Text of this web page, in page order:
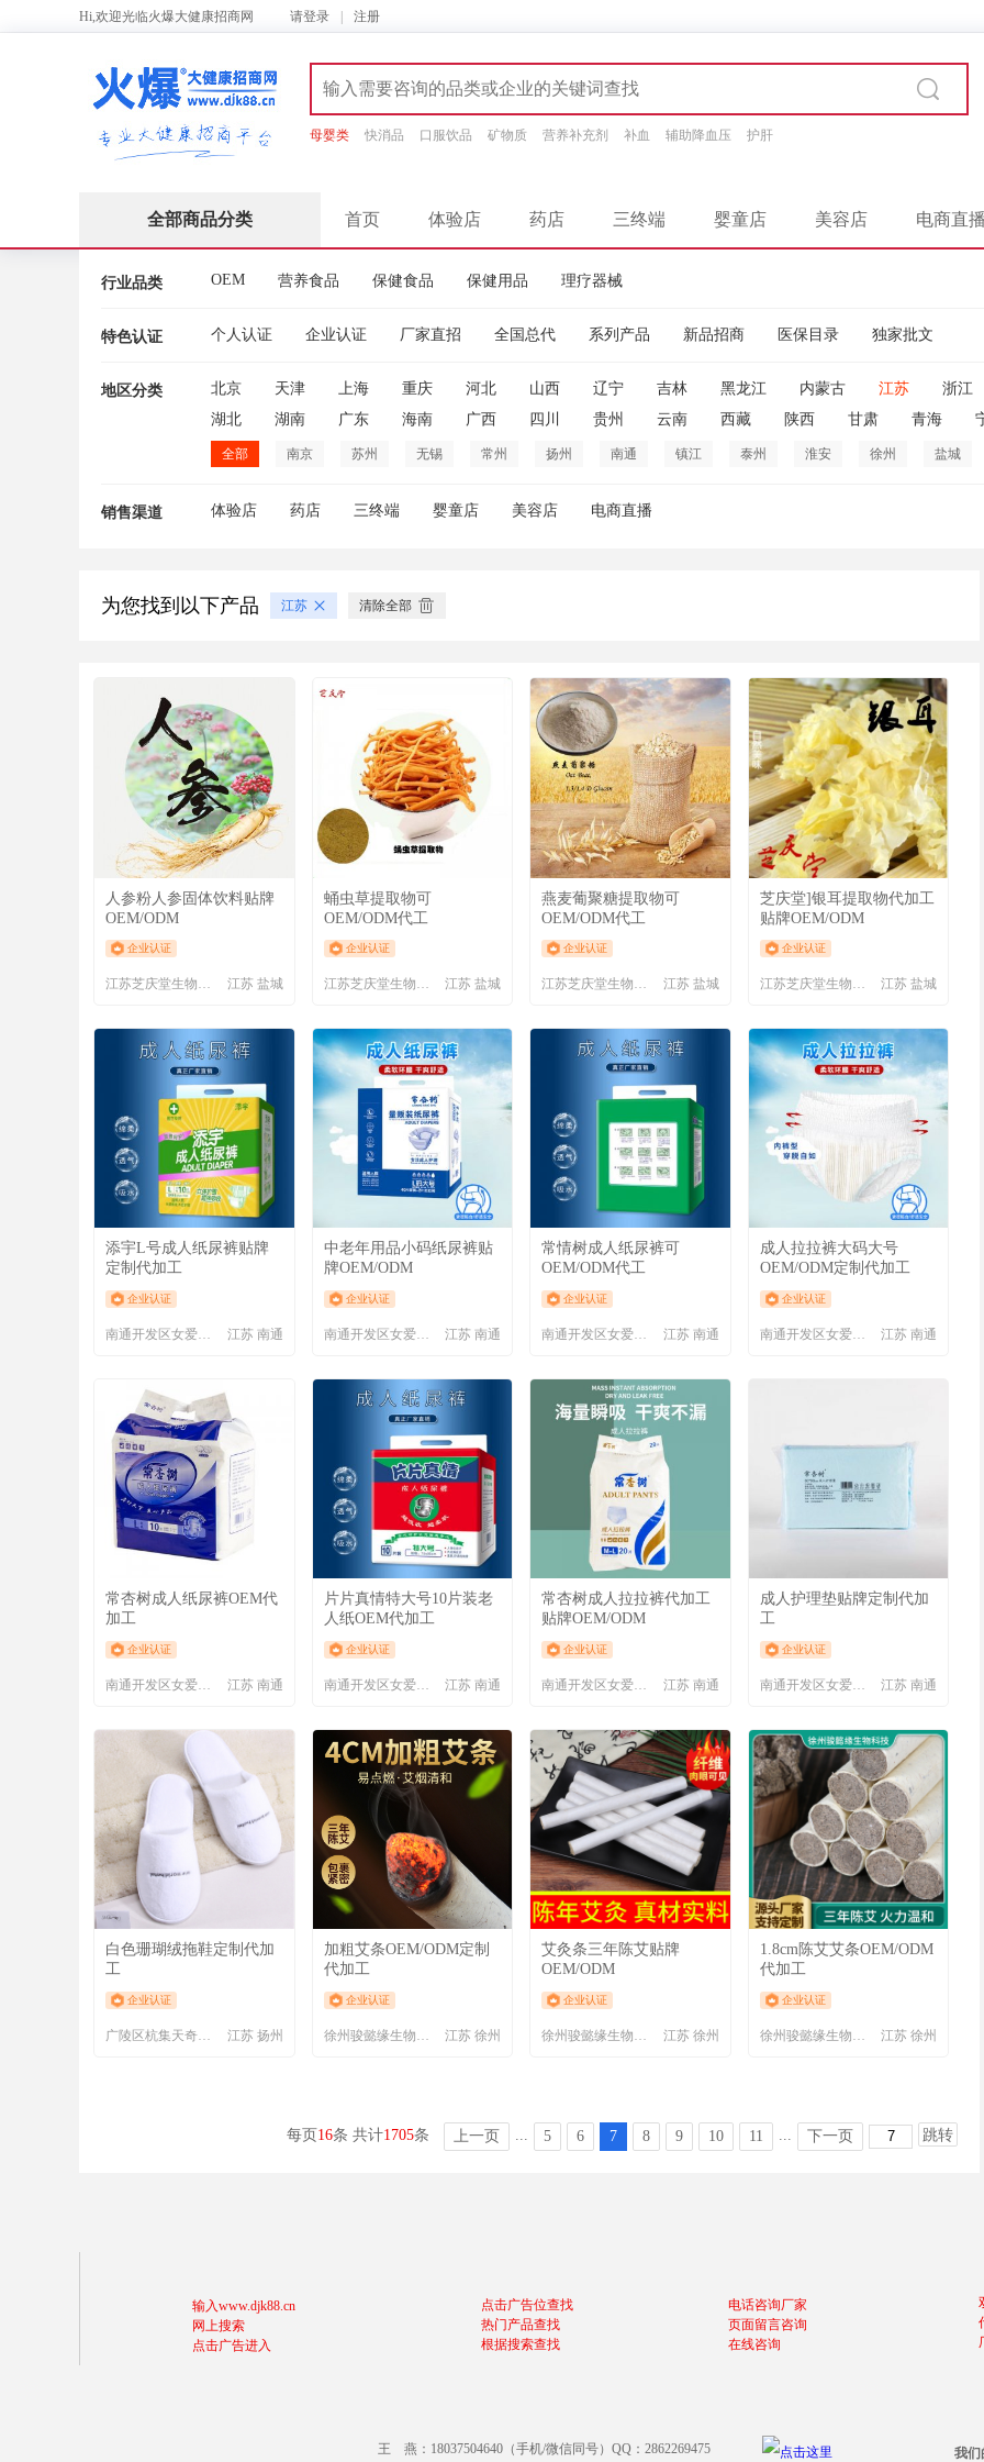
Hi,欢迎光临火爆大健康招商网 请登录 注册
母婴类 快消品 口服饮品 矿物质 营养补充剂 补血 辅助降血压 护肝
全部商品分类 首页 体验店 药店 三终端 婴童店 美容店 电商直
行业品类 OEM 营养食品 保健食品 保健用品 理疗器械
特色认证 个人认证 企业认证 厂家直招 全国总代 系列产品 新品招商 医保目录 独家批文
地区分类 北京 天津 上海 重庆 河北 山西 辽宁 吉林 黑龙江 内蒙古 江苏
浙江
湖北
湖南 广东 海南 广西 四川 贵州 云南 西藏 陕西 甘肃 青海
全部 南京 苏州 无锡 常州 扬州 南通 镇江 泰州 淮安 徐州 盐城
销售渠道 体验店 药店 三终端 婴童店 美容店 电商直播
为您找到以下产品 江苏 清除全部
人参粉人参固体饮料贴牌
OEM/ODM
企业认证
江苏芝庆堂生物科技有限公司 江苏 盐城
蛹虫草提取物可
OEM/ODM代工
企业认证
江苏芝庆堂生物科技有限公司 江苏 盐城
燕麦葡聚糖提取物可
OEM/ODM代工
企业认证
江苏芝庆堂生物科技有限公司 江苏 盐城
芝庆堂]银耳提取物代加工
贴牌OEM/ODM
企业认证
江苏芝庆堂生物科技有限公司 江苏 盐城
添宇L号成人纸尿裤贴牌
定制代加工
企业认证
江苏 南通
中老年用品小码纸尿裤贴
牌OEM/ODM
企业认证
南通开发区女爱卫生用品厂 江苏 南通
常情树成人纸尿裤可
OEM/ODM代工
企业认证
江苏 南通
成人拉拉裤大码大号
OEM/ODM定制代加工
企业认证
南通开发区女爱卫生用品厂 江苏 南通
常杏树成人纸尿裤OEM代
加工
企业认证
江苏 南通
片片真情特大号10片装老
人纸OEM代加工
企业认证
南通开发区女爱卫生用品厂 江苏 南通
常杏树成人拉拉裤代加工
贴牌OEM/ODM
企业认证
江苏 南通
成人护理垫贴牌定制代加
工
企业认证
南通开发区女爱卫生用品厂 江苏 南通
白色珊瑚绒拖鞋定制代加
工
企业认证
江苏 扬州
加粗艾条OEM/ODM定制
代加工
企业认证
江苏 徐州
艾灸条三年陈艾贴牌
OEM/ODM
企业认证
江苏 徐州
1.8cm陈艾艾条OEM/ODM
代加工
企业认证
江苏 徐州
每页16条 共计1705条 上一页 5 6 7 8 9 10 11 下一页 跳转
输入www.djk88.cn
网上搜索
点击广告进入
点击广告位查找
热门产品查找
根据搜索查找
电话咨询厂家
页面留言咨询
在线咨询
王 燕：18037504640（手机/微信同号）QQ：2862269475 我